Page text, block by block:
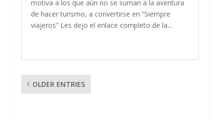
motiva a los que aún no se suman a la aventura
de hacer turismo, a convertirse en “Siempre
viajeros” Les dejo el enlace completo de la...
OLDER ENTRIES